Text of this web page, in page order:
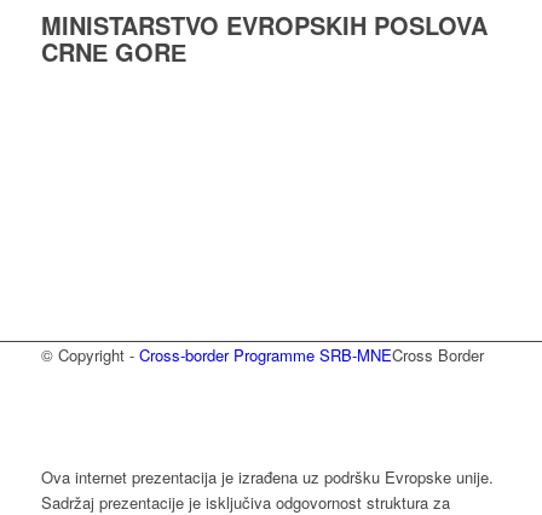
MINISTARSTVO EVROPSKIH POSLOVA
CRNЕ GORЕ
© Copyright - Cross-border Programme SRB-MNECross Border
Ova internet prezentacija je izrađena uz podršku Evropske unije.
Sadržaj prezentacije je isključiva odgovornost struktura za